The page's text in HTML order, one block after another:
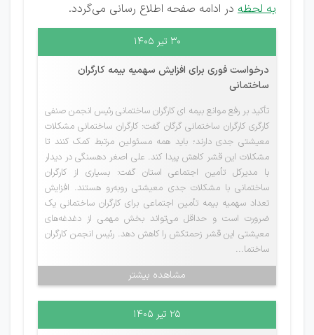
به لحظه در ادامه صفحه اطلاع رسانی می‌گردد.
۳۰ تیر ۱۴۰۵
درخواست فوری برای افزایش سهمیه بیمه کارگران
ساختمانی
تأکید بر رفع موانع بیمه ای کارگران ساختمانی رئیس انجمن صنفی
کارگری کارگران ساختمانی گرگان گفت: کارگران ساختمانی مشکلات
معیشتی جدی دارند؛ باید همه مسئولین مرتبط کمک کنند تا
مشکلات این قشر کاهش پیدا کند. علی اصغر دهسنگی در دیدار
با مدیرکل تأمین اجتماعی استان گفت: بسیاری از کارگران
ساختمانی با مشکلات جدی معیشتی روبه‌رو هستند. افزایش
تعداد سهمیه بیمه تأمین اجتماعی برای کارگران ساختمانی یک
ضرورت است و حداقل می‌تواند بخش مهمی از دغدغه‌های
معیشتی این قشر زحمتکش را کاهش دهد. رئیس انجمن کارگران
ساختما...
مشاهده بیشتر
۲۵ تیر ۱۴۰۵